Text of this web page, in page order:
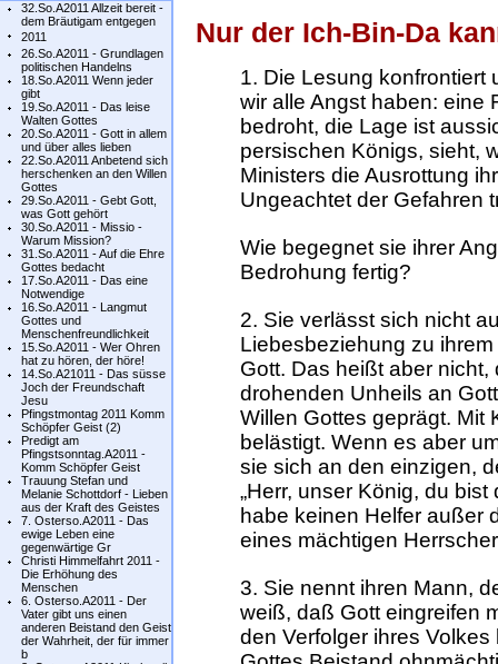
32.So.A2011 Allzeit bereit -
dem Bräutigam entgegen
2011
26.So.A2011 - Grundlagen
politischen Handelns
18.So.A2011 Wenn jeder
gibt
19.So.A2011 - Das leise
Walten Gottes
20.So.A2011 - Gott in allem
und über alles lieben
22.So.A2011 Anbetend sich
herschenken an den Willen
Gottes
29.So.A2011 - Gebt Gott,
was Gott gehört
30.So.A2011 - Missio -
Warum Mission?
31.So.A2011 - Auf die Ehre
Gottes bedacht
17.So.A2011 - Das eine
Notwendige
16.So.A2011 - Langmut
Gottes und
Menschenfreundlichkeit
15.So.A2011 - Wer Ohren
hat zu hören, der höre!
14.So.A21011 - Das süsse
Joch der Freundschaft
Jesu
Pfingstmontag 2011 Komm
Schöpfer Geist (2)
Predigt am
Pfingstsonntag.A2011 -
Komm Schöpfer Geist
Trauung Stefan und
Melanie Schottdorf - Lieben
aus der Kraft des Geistes
7. Osterso.A2011 - Das
ewige Leben eine
gegenwärtige Gr
Christi Himmelfahrt 2011 -
Die Erhöhung des
Menschen
6. Osterso.A2011 - Der
Vater gibt uns einen
anderen Beistand den Geist
der Wahrheit, der für immer
b
Nur der Ich-Bin-Da
1. Die Lesung konfrontiert
wir alle Angst haben: eine
bedroht, die Lage ist
persischen Königs, sieht,
Ministers die Ausrottung
Ungeachtet der Gefahren
Wie begegnet sie ihrer
Bedrohung fertig?
2. Sie verlässt sich nicht
Liebesbeziehung zu
Gott. Das heißt aber
drohenden Unheils an
Willen Gottes geprägt. Mit
belästigt. Wenn es aber
sie sich an den einzigen,
„Herr, unser König, du
habe keinen Helfer außer
eines mächtigen
3. Sie nennt ihren Mann,
weiß, daß Gott eingreifen
den Verfolger ihres